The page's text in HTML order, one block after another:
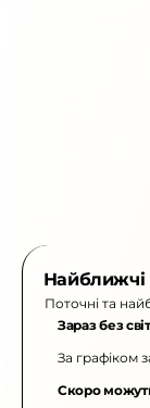
Найближчі
Поточні та
Зараз без
За графіком
Скоро